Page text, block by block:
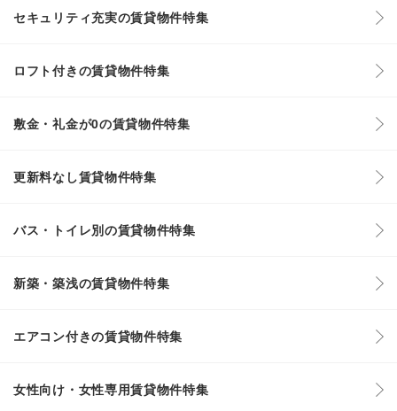
セキュリティ充実の賃貸物件特集
ロフト付きの賃貸物件特集
敷金・礼金が0の賃貸物件特集
更新料なし賃貸物件特集
バス・トイレ別の賃貸物件特集
新築・築浅の賃貸物件特集
エアコン付きの賃貸物件特集
女性向け・女性専用賃貸物件特集